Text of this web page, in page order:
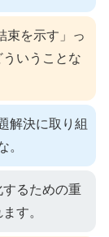
束を示す」っ
いうことな
解決に取り組
。
るための重
す。